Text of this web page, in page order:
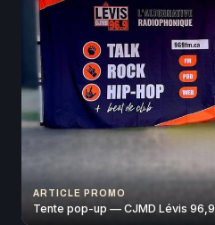
ARTICLE PROMO
Tente pop-up — CJMD Lévis 96,9